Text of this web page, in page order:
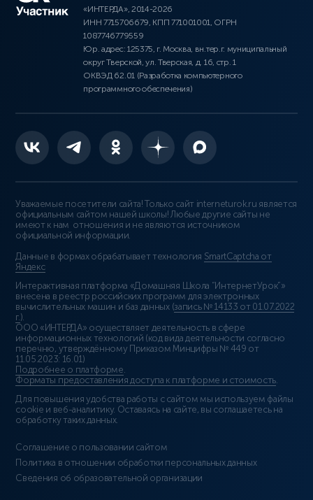
«ИНТЕРДА», 2014-2026
ИНН 7715706679, КПП 771001001, ОГРН
1087746779559
Юр. адрес: 125375, г. Москва, вн.тер.г. муниципальный
округ Тверской, ул. Тверская, д. 16, стр. 1
ОКВЭД 62.01 (Разработка компьютерного
программного обеспечения)
Уважаемые посетители сайта! Только сайт interneturok.ru является
официальным сайтом нашей школы! Любые другие сайты не
имеют к нам отношения и не являются источником
официальной информации.
Данные в формах обрабатывает технология SmartCaptcha от
Яндекс
Интерактивная платформа «Домашняя Школа “ИнтернетУрок”»
внесена в реестр российских программ для электронных
вычислительных машин и баз данных (запись № 14133 от 01.07.2022
г.).
ООО «ИНТЕРДА» осуществляет деятельность в сфере
информационных технологий (код вида деятельности согласно
перечню, утверждённому Приказом Минцифры № 449 от
11.05.2023: 16.01)
Подробнее о платформе.
Форматы предоставления доступа к платформе и стоимость.
Для повышения удобства работы с сайтом мы используем файлы
cookie и веб-аналитику. Оставаясь на сайте, вы соглашаетесь на
обработку таких данных.
Соглашение о пользовании сайтом
Политика в отношении обработки персональных данных
Сведения об образовательной организации